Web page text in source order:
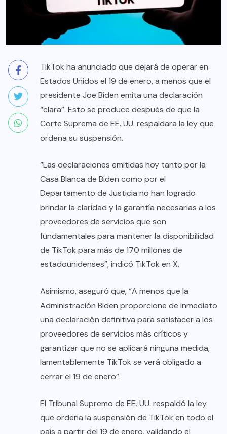
TikTok ha anunciado que dejará de operar en
Estados Unidos el 19 de enero, a menos que el
presidente Joe Biden emita una declaración
“clara”. Esto se produce después de que la
Corte Suprema de EE. UU. respaldara la ley que
ordena su suspensión.
“Las declaraciones emitidas hoy tanto por la
Casa Blanca de Biden como por el
Departamento de Justicia no han logrado
brindar la claridad y la garantía necesarias a los
proveedores de servicios que son
fundamentales para mantener la disponibilidad
de TikTok para más de 170 millones de
estadounidenses”, indicó TikTok en X.
Asimismo, aseguró que, “A menos que la
Administración Biden proporcione de inmediato
una declaración definitiva para satisfacer a los
proveedores de servicios más críticos y
garantizar que no se aplicará ninguna medida,
lamentablemente TikTok se verá obligado a
cerrar el 19 de enero”.
El Tribunal Supremo de EE. UU. respaldó la ley
que ordena la suspensión de TikTok en todo el
país a partir del 19 de enero, validando el